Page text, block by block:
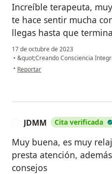
Increíble terapeuta,
te hace sentir mucha
llegas hasta que
17 de octubre de 2023
• &quot;Creando Consciencia
• en opinión del usuario Alainthe
Reportar
JDMM Cita verificada
Muy buena, es muy
presta atención,
consejos